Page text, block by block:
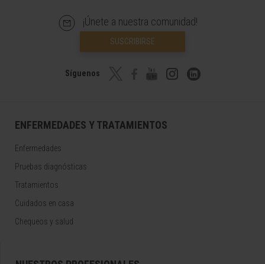
¡Únete a nuestra comunidad!
SUSCRIBIRSE
Síguenos
ENFERMEDADES Y TRATAMIENTOS
Enfermedades
Pruebas diagnósticas
Tratamientos
Cuidados en casa
Chequeos y salud